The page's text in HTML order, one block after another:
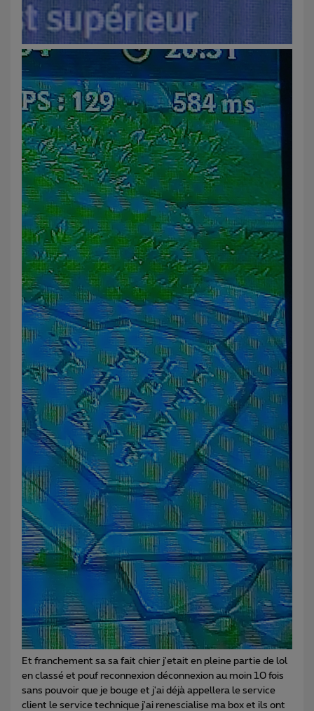
Et franchement sa sa fait chier j'etait en pleine partie de lol
en classé et pouf reconnexion déconnexion au moin 10 fois
sans pouvoir que je bouge et j'ai déjà appellera le service
client le service technique j'ai renescialise ma box et ils ont